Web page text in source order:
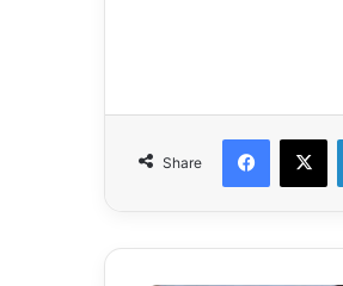
Share
Facebook
X